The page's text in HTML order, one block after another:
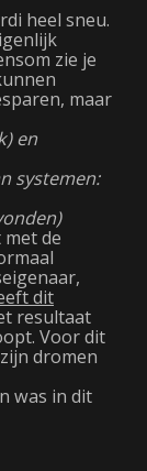
heel sneu.
zie je
maar
en
systemen:
de
dit
resultaat
Voor dit
dromen
was in dit